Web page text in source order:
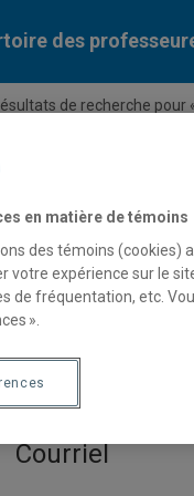
des
de recherche pour «
Liste
« Art
Courriel
en matière de témoins
des témoins
votre expérience sur le
de fréquentation, etc.
».